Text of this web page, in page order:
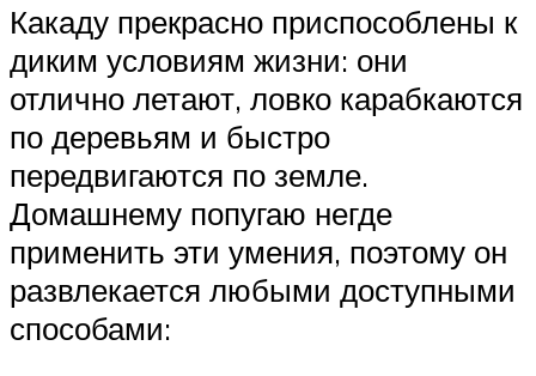
Какаду прекрасно приспособлены к
диким условиям жизни: они
отлично летают, ловко карабкаются
по деревьям и быстро
передвигаются по земле.
Домашнему попугаю негде
применить эти умения, поэтому он
развлекается любыми доступными
способами: